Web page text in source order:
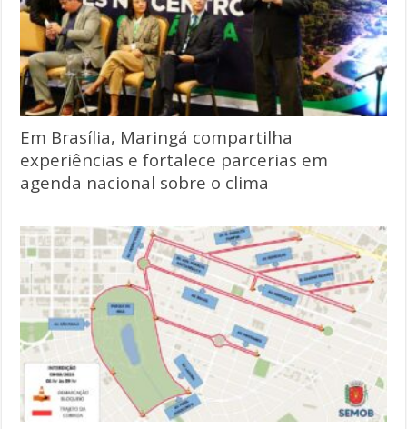
Em Brasília, Maringá compartilha
experiências e fortalece parcerias em
agenda nacional sobre o clima